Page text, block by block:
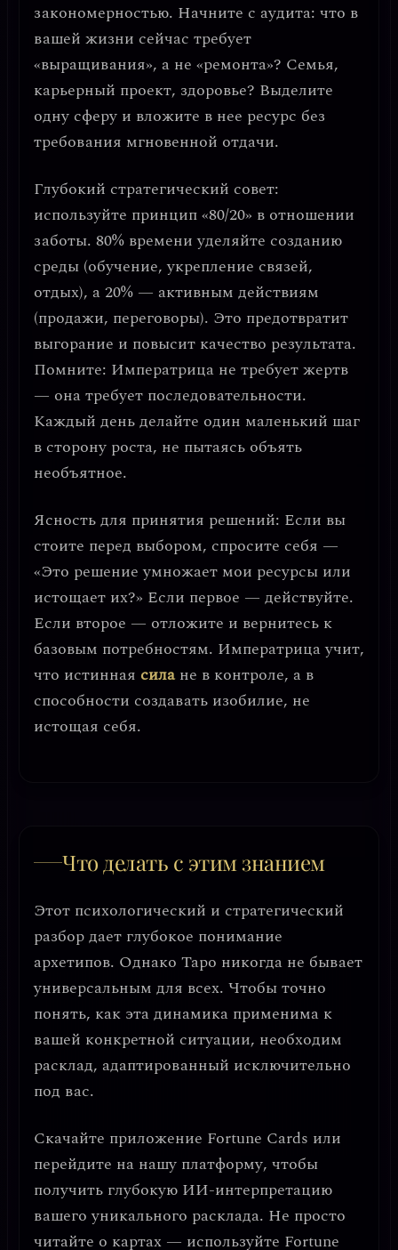
закономерностью. Начните с аудита: что в
вашей жизни сейчас требует
«выращивания», а не «ремонта»? Семья,
карьерный проект, здоровье? Выделите
одну сферу и вложите в нее ресурс без
требования мгновенной отдачи.
Глубокий стратегический совет:
используйте принцип «80/20» в отношении
заботы. 80% времени уделяйте созданию
среды (обучение, укрепление связей,
отдых), а 20% — активным действиям
(продажи, переговоры). Это предотвратит
выгорание и повысит качество результата.
Помните: Императрица не требует жертв
— она требует последовательности.
Каждый день делайте один маленький шаг
в сторону роста, не пытаясь объять
необъятное.
Ясность для принятия решений: Если вы
стоите перед выбором, спросите себя —
«Это решение умножает мои ресурсы или
истощает их?» Если первое — действуйте.
Если второе — отложите и вернитесь к
базовым потребностям. Императрица учит,
что истинная силане в контроле, а в
способности создавать изобилие, не
истощая себя.
Что делать с этим знанием
Этот психологический и стратегический
разбор дает глубокое понимание
архетипов. Однако Таро никогда не бывает
универсальным для всех. Чтобы точно
понять, как эта динамика применима к
вашей конкретной ситуации, необходим
расклад, адаптированный исключительно
под вас.
Скачайте приложение Fortune Cards или
перейдите на нашу платформу, чтобы
получить глубокую ИИ-интерпретацию
вашего уникального расклада. Не просто
читайте о картах — используйте Fortune